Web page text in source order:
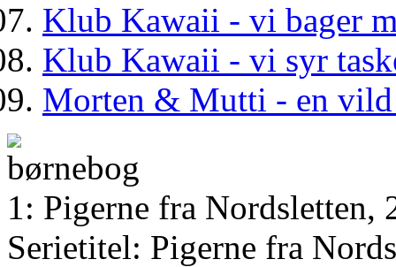
Klub Kawaii - vi bager
Klub Kawaii - vi syr
Morten & Mutti - en vild
1: Pigerne fra Nordsletten,
Serietitel: Pigerne fra